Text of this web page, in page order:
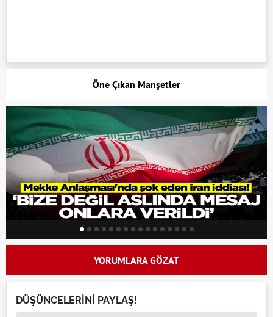
Öne Çıkan Manşetler
YORUMLARA GÖZAT
DÜŞÜNCELERİNİ PAYLAŞ!